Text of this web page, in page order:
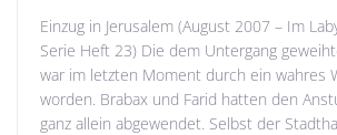
Einzug in Jerusalem (August 2007 – Im
Serie Heft 23) Die dem Untergang
war im letzten Moment durch ein wahres
worden. Brabax und Farid hatten den
ganz allein abgewendet. Selbst der